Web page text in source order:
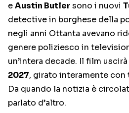
eAustin Butlersono i nuovi
detective in borghese della
negli anni Ottanta avevano
genere poliziesco in
un’intera decade. Il film uscirà
2027, girato interamente con
Da quando la notizia è
parlato d’altro.